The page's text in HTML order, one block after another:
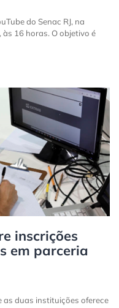
do Senac RJ, na
16 horas. O objetivo é
inscrições
em parceria
as duas instituições oferece